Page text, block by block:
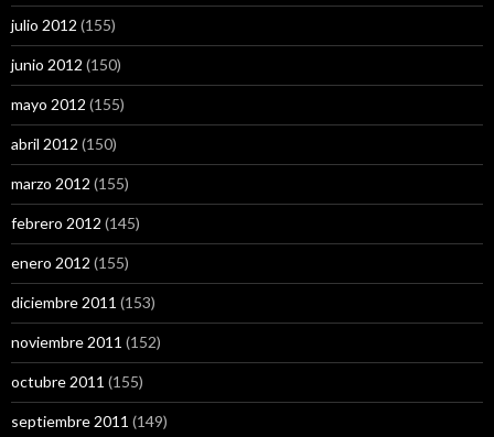
julio 2012 (155)
junio 2012 (150)
mayo 2012 (155)
abril 2012 (150)
marzo 2012 (155)
febrero 2012 (145)
enero 2012 (155)
diciembre 2011 (153)
noviembre 2011 (152)
octubre 2011 (155)
septiembre 2011 (149)